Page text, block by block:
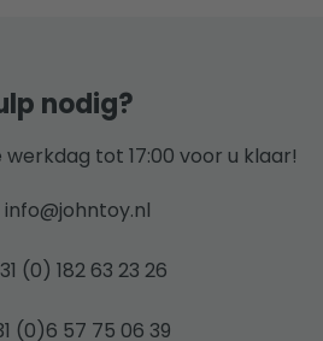
nodig?
tot 17:00 voor u klaar!
info@johntoy.nl
(0) 182 63 23 26
(0)6 57 75 06 39